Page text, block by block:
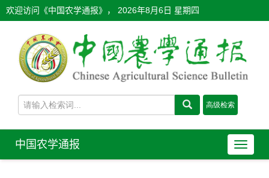
欢迎访问《中国农学通报》， 2026年8月6日 星期四
导
航
中国农学通报